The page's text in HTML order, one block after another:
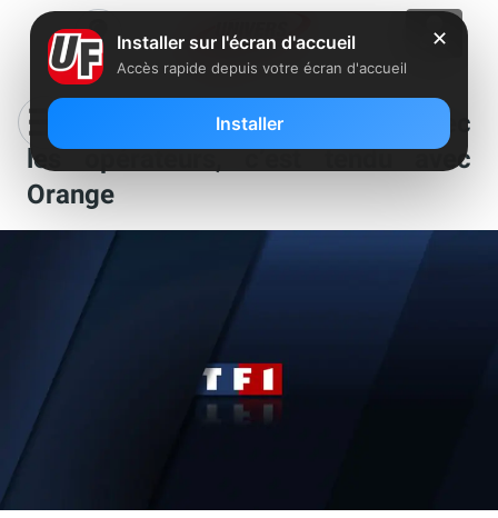
TF1 prêt à un nouveau conflit avec
les opérateurs, c’est tendu avec
Orange
✕
Installer sur l'écran d'accueil
Accès rapide depuis votre écran d'accueil
Installer